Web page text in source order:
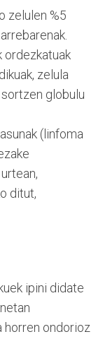
zelulen %5
ordezkatuak
zelula
globulu
(linfoma
ditut,
ipini didate
horren ondorioz